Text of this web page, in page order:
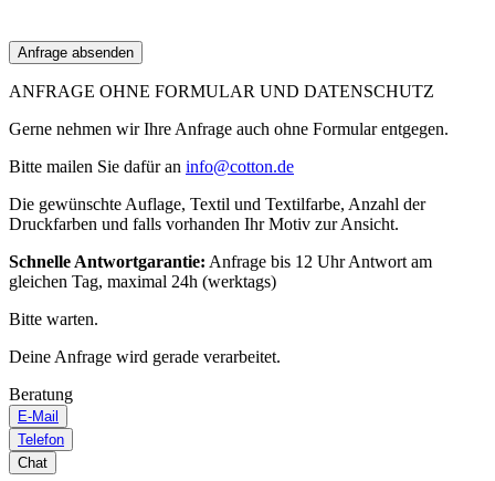
ANFRAGE OHNE FORMULAR UND DATENSCHUTZ
Gerne nehmen wir Ihre Anfrage auch ohne Formular entgegen.
Bitte mailen Sie dafür an info@cotton.de
Die gewünschte Auflage, Textil und Textilfarbe, Anzahl der
Druckfarben und falls vorhanden Ihr Motiv zur Ansicht.
Schnelle Antwortgarantie: Anfrage bis 12 Uhr Antwort am
gleichen Tag, maximal 24h (werktags)
Bitte warten.
Deine Anfrage wird gerade verarbeitet.
Beratung
E-Mail
Telefon
Chat